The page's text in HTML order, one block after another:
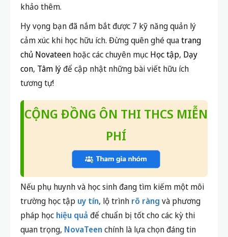
khảo thêm.
Hy vọng bạn đã nắm bắt được 7 kỹ năng quản lý
cảm xúc khi học hữu ích. Đừng quên ghé quatrang
chủ Novateen hoặc các chuyên mục Học tập, Dạy
con, Tâm lýđể cập nhật những bài viết hữu ích
tương tự!
CỘNG ĐỒNG ÔN THI THCS MIỄN
PHÍ
Nếu phụ huynh và học sinh đang tìm kiếm một môi
trường học tập uy tín, lộ trình rõ ràng và phương
pháp học hiệu quả để chuẩn bị tốt cho các kỳ thi
quan trọng, NovaTeenchính là lựa chọn đáng tin